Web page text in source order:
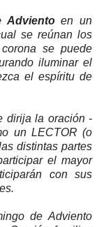
Advientoen un
se reúnan los
se puede
iluminar el
el espíritu de
dirija la oración -
un LECTOR (o
distintas partes
el mayor
con sus
de Adviento